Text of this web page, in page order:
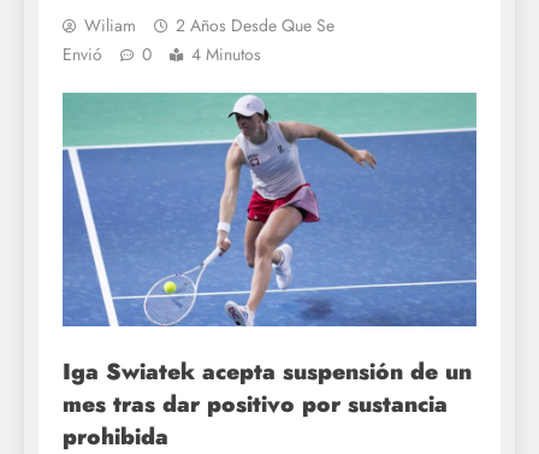
Wiliam
2 Años Desde Que Se
Envió
0 4 Minutos
Iga Swiatek acepta suspensión de un
mes tras dar positivo por sustancia
prohibida